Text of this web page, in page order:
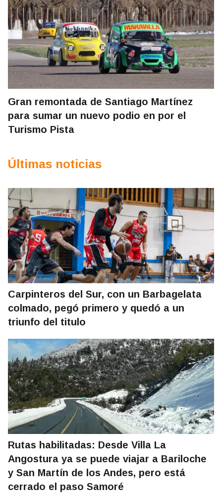
Gran remontada de Santiago Martínez
para sumar un nuevo podio en por el
Turismo Pista
Últimas noticias
Carpinteros del Sur, con un Barbagelata
colmado, pegó primero y quedó a un
triunfo del titulo
Rutas habilitadas: Desde Villa La
Angostura ya se puede viajar a Bariloche
y San Martín de los Andes, pero está
cerrado el paso Samoré